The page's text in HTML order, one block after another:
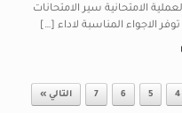
الامتحانية سير الامتحانات
الاجواء المناسبة لاداء […]
4
5
6
7 التالي »